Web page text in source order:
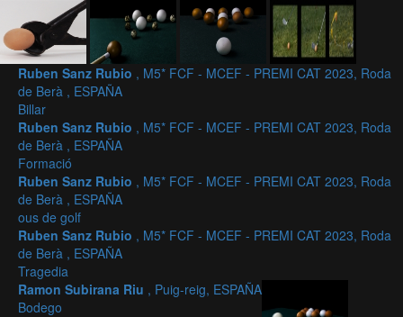
Ruben Sanz Rubio , M5* FCF - MCEF - PREMI CAT 2023, Roda
de Berà , ESPAÑA
Billar
Ruben Sanz Rubio , M5* FCF - MCEF - PREMI CAT 2023, Roda
de Berà , ESPAÑA
Formació
Ruben Sanz Rubio , M5* FCF - MCEF - PREMI CAT 2023, Roda
de Berà , ESPAÑA
ous de golf
Ruben Sanz Rubio , M5* FCF - MCEF - PREMI CAT 2023, Roda
de Berà , ESPAÑA
Tragedia
Ramon Subirana Riu , Puig-reig, ESPAÑA
Bodego